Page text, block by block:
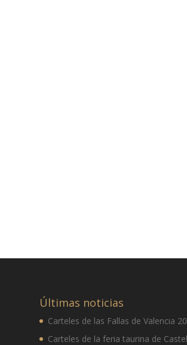
Últimas noticias
Carteles de las Fallas de Valencia
Carteles de la feria taurina de